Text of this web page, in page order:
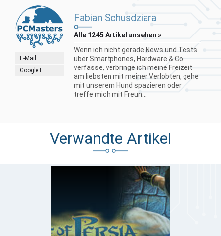
E-Mail
Google+
Fabian Schusdziara
Alle 1245 Artikel ansehen »
Wenn ich nicht gerade News und Tests
über Smartphones, Hardware & Co.
verfasse, verbringe ich meine Freizeit
am liebsten mit meiner Verlobten, gehe
mit unserem Hund spazieren oder
treffe mich mit Freun...
Verwandte Artikel